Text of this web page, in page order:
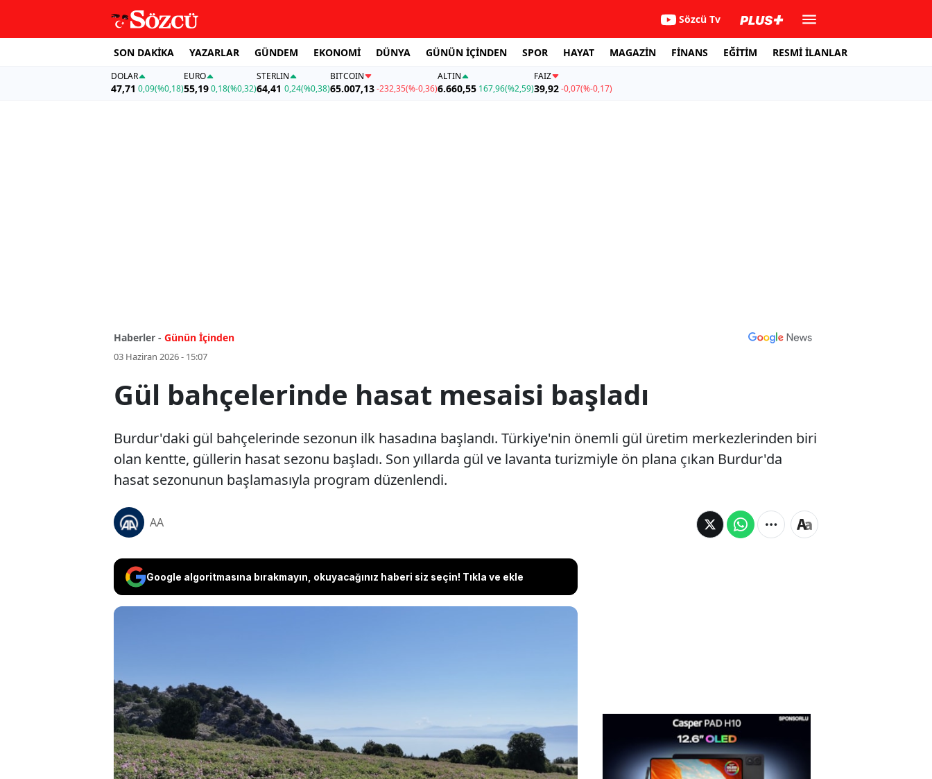
Sözcü Tv
SON DAKİKA YAZARLAR GÜNDEM EKONOMİ DÜNYA GÜNÜN İÇİNDEN SPOR HAYAT MAGAZİN FİNANS EĞİTİM RESMİ İLANLAR
DOLAR
47,71 0,09(%0,18)
EURO
55,19 0,18(%0,32)
STERLIN
64,41 0,24(%0,38)
BITCOIN
65.007,13-232,35(%-0,36)
ALTIN
6.660,55 167,96(%2,59)
FAİZ
39,92-0,07(%-0,17)
Haberler - Günün İçinden
03 Haziran 2026 - 15:07
Gül bahçelerinde hasat mesaisi başladı
Burdur'daki gül bahçelerinde sezonun ilk hasadına başlandı. Türkiye'nin önemli gül üretim merkezlerinden biri
olan kentte, güllerin hasat sezonu başladı. Son yıllarda gül ve lavanta turizmiyle ön plana çıkan Burdur'da
hasat sezonunun başlamasıyla program düzenlendi.
AA
Google algoritmasına bırakmayın, okuyacağınız haberi siz seçin! Tıkla ve ekle
Burdur'daki gül bahçelerinde sezonun ilk hasadına başlandı.
Türkiye'nin önemli gül üretim merkezlerinden biri olan kentte,
güllerin hasat sezonu başladı. Son yıllarda gül ve lavanta
turizmiyle ön plana çıkan Burdur'da hasat sezonunun
başlamasıyla program düzenlendi.